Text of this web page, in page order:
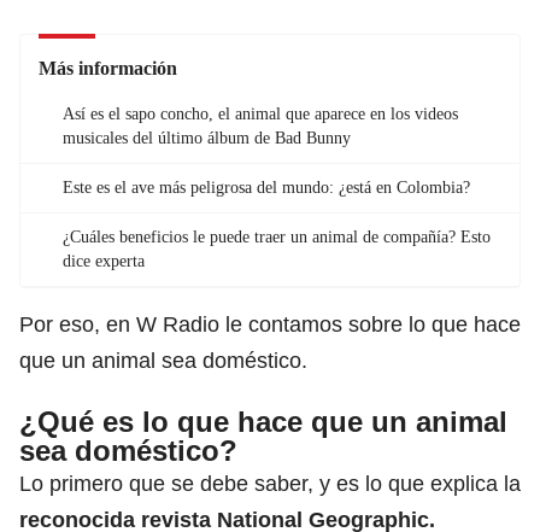
Más información
Así es el sapo concho, el animal que aparece en los videos
musicales del último álbum de Bad Bunny
Este es el ave más peligrosa del mundo: ¿está en Colombia?
¿Cuáles beneficios le puede traer un animal de compañía? Esto
dice experta
Por eso, en W Radio le contamos sobre lo que hace
que un animal sea doméstico.
¿Qué es lo que hace que un animal
sea doméstico?
Lo primero que se debe saber, y es lo que explica la
reconocida revista National Geographic.